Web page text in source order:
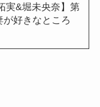
実&堀未央奈】第
が好きなところ